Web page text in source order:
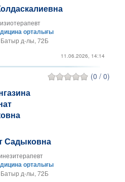
орталығы
Батыр д-лы, 72Б
11.06.2026, 14:14
(0 / 0)
Садыковна
орталығы
Батыр д-лы, 72Б